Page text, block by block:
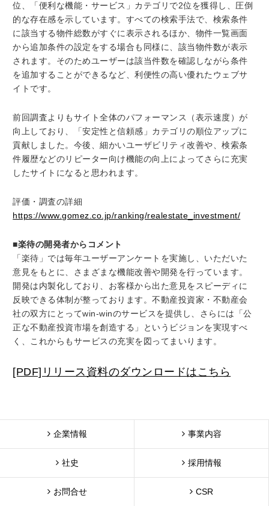
位、「便利な機能・サービス」カテゴリで2位を獲得し、圧倒
的な存在感を示しています。すべての検索手法で、検索条件
に該当する物件総数がすぐに表示されるほか、物件一覧画面
から追加条件の設定をする場合も同様に、該当物件数が表示
されます。そのためユーザーは該当件数を確認しながら条件
を追加することができるなど、利便性の高い優れたウェブサ
イトです。
前回調査よりもサイト全体のパフォーマンス（表示速度）が
向上しており、「安定性と信頼感」カテゴリの順位アップに
貢献しました。今後、細かいユーザビリティ改善や、検索条
件履歴などのリピーター向け機能の向上によってさらに充実
したサイトになると思われます。
評価・調査の詳細
https://www.gomez.co.jp/ranking/realestate_investment/
■楽待の開発者からコメント
「楽待」では毎年ユーザーアンケートを実施し、いただいた
意見をもとに、さまざまな機能改善や開発を行っています。
開発は内製化しており、お客様から出た意見をスピーディに
反映できる体制が整っております。不動産投資家・不動産会
社の双方にとってwin-winのサービスを提供し、さらには「公
正な不動産投資市場を創造する」というビジョンを実現すべ
く、これからもサービスの充実を図ってまいります。
[PDF]リリース資料のダウンロードはこちら
企業情報 事業内容
社史 採用情報
お問合せ CSR